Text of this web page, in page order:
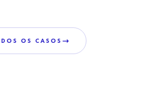
OS CASOS